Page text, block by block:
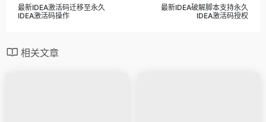
最新IDEA激活码迁移至永久
IDEA激活码操作
最新IDEA破解脚本支持永久
IDEA激活码授权
相关文章